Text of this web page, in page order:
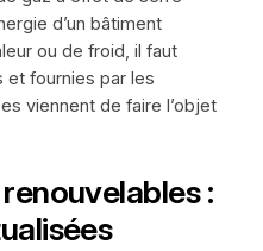
d’un bâtiment
ou de froid, il faut
et fournies par les
viennent de faire l’objet
: